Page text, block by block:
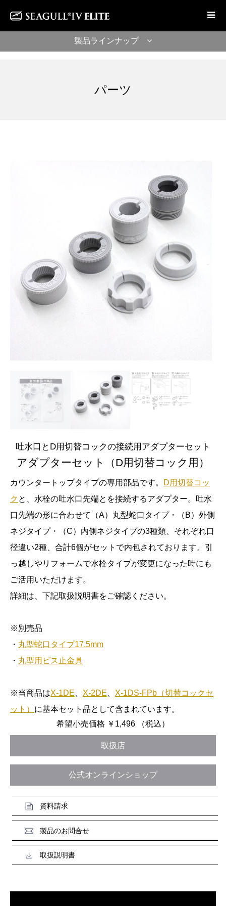
製品ラインナップ
パーツ
吐水口とD用切替コックの接続用アダプターセット
アダプターセット（D用切替コック用）
カウンタートップタイプの専用部品です。
D用切替コッ
ク と、水栓の吐水口先端とを接続するアダプター。吐水
口先端の形に合わせて（A）丸型蛇口タイプ・（B）外側
ネジタイプ・（C）内側ネジタイプの3種類、それぞれ口
径違い2種、合計6個がセットで内包されております。引
っ越しやリフォームで水栓タイプが変更になった時にも
ご活用いただけます。
詳細は、下記取扱説明書をご確認ください。
※別売品
・ 丸型蛇口タイプ17.5mm
・ 丸型用ビス止金具
※当商品はX-1DE X-2DE
X-1DS-FPb（切替コックセ
ット） に基本セット品として含まれています。
希望小売価格 ￥ 1,496 （税込）
取扱店
公式オンラインショップ
資料請求
製品のお問合せ
取扱説明書